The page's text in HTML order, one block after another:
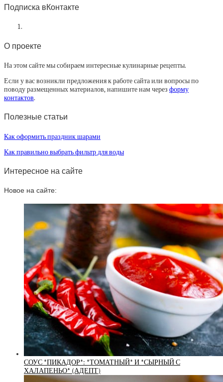
Подписка вКонтакте
О проекте
На этом сайте мы собираем интересные кулинарные рецепты.
Если у вас возникли предложения к работе сайта или вопросы по
поводу размещенных материалов, напишите нам через форму
контактов.
Полезные статьи
Как оформить праздник шарами
Как правильно выбрать фильтр для воды
Интересное на сайте
Новое на сайте:
СОУС *ПИКАДОР*: *ТОМАТНЫЙ* И *СЫРНЫЙ С
ХАЛАПЕНЬО* (АДЕПТ)